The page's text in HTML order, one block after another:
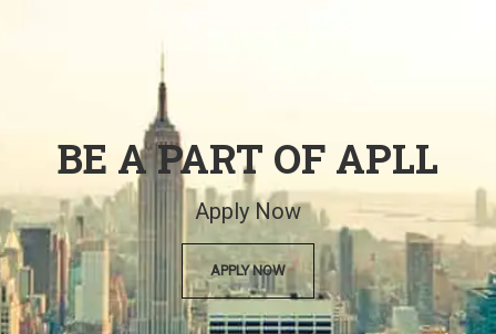
BE A PART OF APLL
Apply Now
APPLY NOW